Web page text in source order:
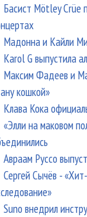
Басист Mötley Crüe
Мадонна и Кайли
Karol G выпустила
Максим Фадеев и
кошкой»
Клава Кока
«Элли на маковом
Авраам Руссо
Сергей Сычёв -
Suno внедрил